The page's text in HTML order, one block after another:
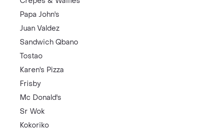
Papa John's
Juan Valdez
Sandwich Qbano
Tostao
Karen's Pizza
Frisby
Mc Donald's
Sr Wok
Kokoriko